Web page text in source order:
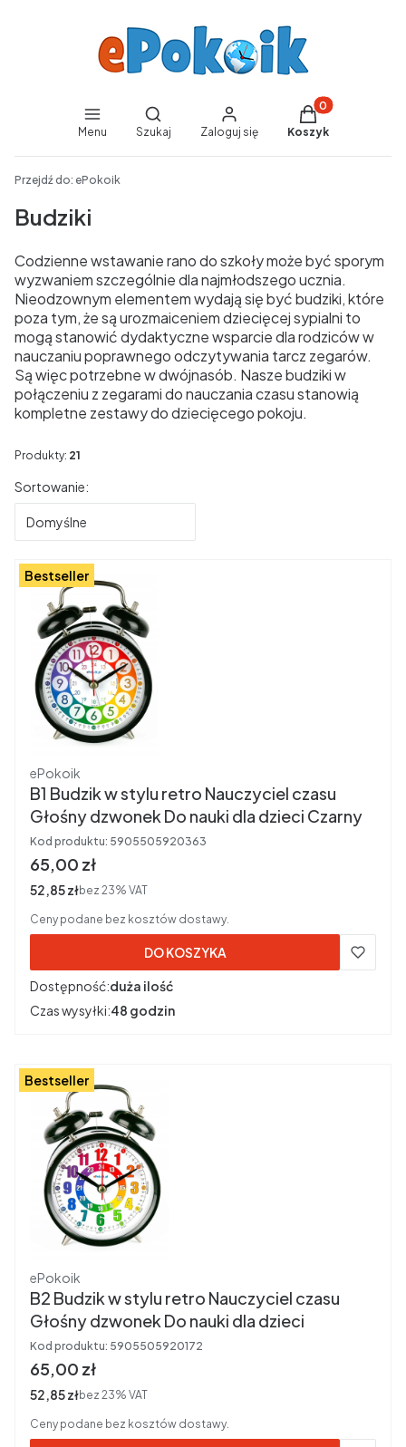
Menu
Otwórz wyszukiwarkę
Szukaj Zaloguj się
Produkty w
Koszyk
Przejdź do: ePokoik
Budziki
Codzienne wstawanie rano do szkoły może być sporym
wyzwaniem szczególnie dla najmłodszego ucznia.
Nieodzownym elementem wydają się być budziki, które
poza tym, że są urozmaiceniem dziecięcej sypialni to
mogą stanowić dydaktyczne wsparcie dla rodziców w
nauczaniu poprawnego odczytywania tarcz zegarów.
Są więc potrzebne w dwójnasób. Nasze budziki w
połączeniu z zegarami do nauczania czasu stanowią
kompletne zestawy do dziecięcego pokoju.
Produkty: 21
Lista produktów
Sortowanie:
Domyślne
Bestseller
Producent
ePokoik
B1 Budzik w stylu retro Nauczyciel czasu
Głośny dzwonek Do nauki dla dzieci Czarny
Kod produktu: 5905505920363
Cena brutto
65,00 zł
Cena netto
52,85 złbez 23% VAT
Ceny podane bez kosztów dostawy.
DO KOSZYKA
Dostępność:duża ilość
Czas wysyłki:48 godzin
Bestseller
Producent
ePokoik
B2 Budzik w stylu retro Nauczyciel czasu
Głośny dzwonek Do nauki dla dzieci
Kod produktu: 5905505920172
Cena brutto
65,00 zł
Cena netto
52,85 złbez 23% VAT
Ceny podane bez kosztów dostawy.